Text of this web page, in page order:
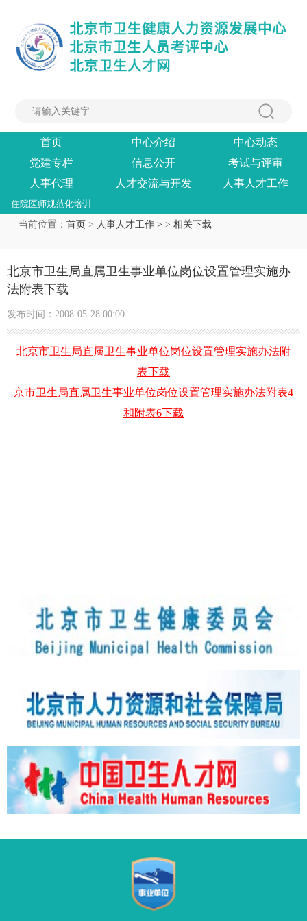
首页 中心介绍
中心动态
党建专栏
信息公开
考试与评审
人事代理
人才交流与开发 人事人才工作
住院医师规范化培训
当前位置： 首页 > 人事人才工作 > > 相关下载
北京市卫生局直属卫生事业单位岗位设置管理实施办
法附表下载
发布时间：2008-05-28 00:00
北京市卫生局直属卫生事业单位岗位设置管理实施办法附
表下载
京市卫生局直属卫生事业单位岗位设置管理实施办法附表4
和附表6下载